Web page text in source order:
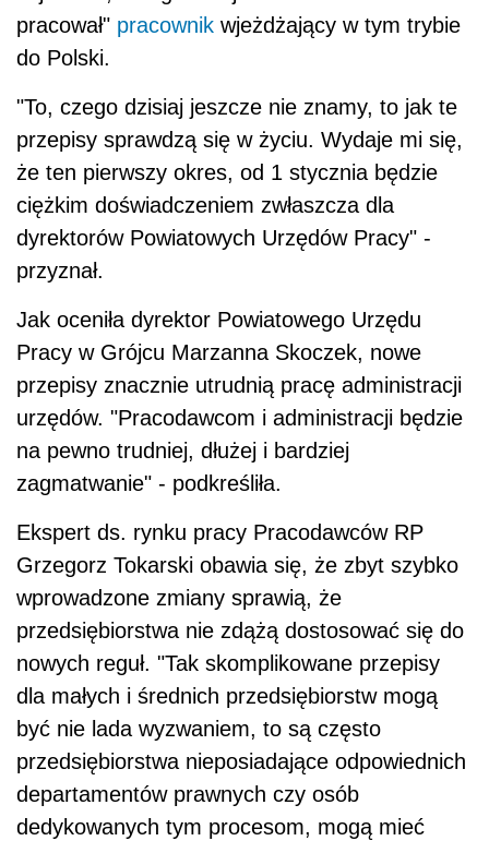
pracował" pracownik wjeżdżający w tym trybie
do Polski.
"To, czego dzisiaj jeszcze nie znamy, to jak te
przepisy sprawdzą się w życiu. Wydaje mi się,
że ten pierwszy okres, od 1 stycznia będzie
ciężkim doświadczeniem zwłaszcza dla
dyrektorów Powiatowych Urzędów Pracy" -
przyznał.
Jak oceniła dyrektor Powiatowego Urzędu
Pracy w Grójcu Marzanna Skoczek, nowe
przepisy znacznie utrudnią pracę administracji
urzędów. "Pracodawcom i administracji będzie
na pewno trudniej, dłużej i bardziej
zagmatwanie" - podkreśliła.
Ekspert ds. rynku pracy Pracodawców RP
Grzegorz Tokarski obawia się, że zbyt szybko
wprowadzone zmiany sprawią, że
przedsiębiorstwa nie zdążą dostosować się do
nowych reguł. "Tak skomplikowane przepisy
dla małych i średnich przedsiębiorstw mogą
być nie lada wyzwaniem, to są często
przedsiębiorstwa nieposiadające odpowiednich
departamentów prawnych czy osób
dedykowanych tym procesom, mogą mieć